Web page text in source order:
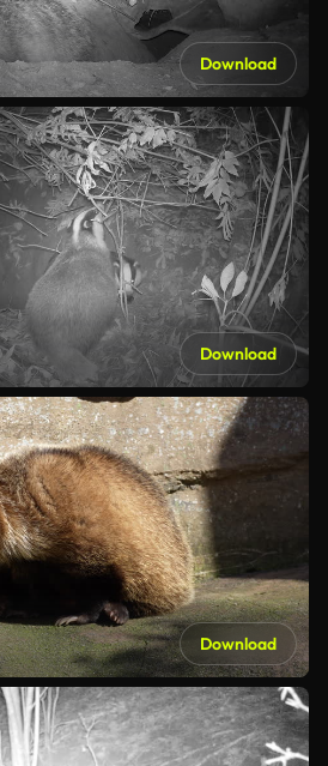
Download
Download
Download